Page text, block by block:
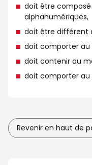
doit être
alphanumériques,
doit être différent
doit comporter au
doit contenir au
doit comporter au
Revenir en haut de